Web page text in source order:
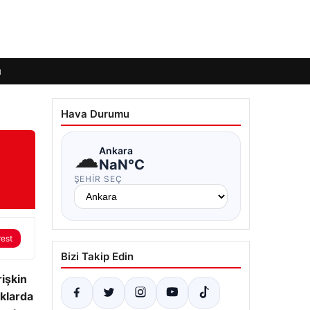
Hava Durumu
☁Ankara
NaN°C
ŞEHIR SEÇ
Bizi Takip Edin